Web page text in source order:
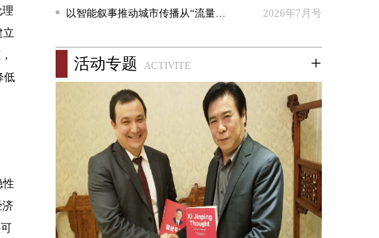
立
低
性
济
以智能叙事推动城市传播从“流量出... 2026年7月号
活动专题 ACTIVITE +